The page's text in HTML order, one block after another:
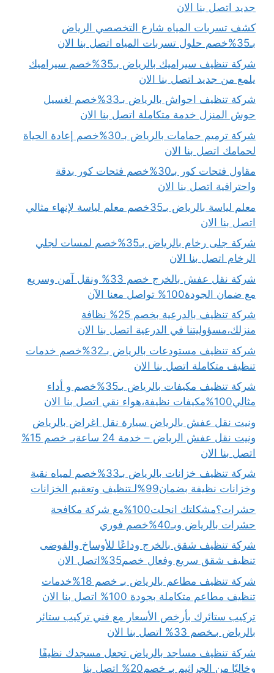
جديد اتصل بنا الان
كشف تسربات المياه شارع التخصصي الرياض
بـ35%خصم حلول تسربات المياه اتصل بنا الان
شركة تنظيف سيراميك بالرياض بـ35%خصم سيراميك
يلمع من جديد اتصل بنا الان
شركة تنظيف احواش بالرياض بـ33%خصم لغسيل
حوش المنزل خدمة متكاملة اتصل بنا الان
شركة ترميم حمامات بالرياض بـ30%خصم إعادة الحياة
لحمامك اتصل بنا الان
مقاول فتحات كور بـ30%خصم فتحات كور بدقة
واحترافية اتصل بنا الان
معلم لياسة بالرياض بـ35خصم معلم لياسة لإنهاء مثالي
اتصل بنا الان
شركة جلى رخام بالرياض بـ35%خصم لمسات لجلي
الرخام اتصل بنا الان
شركة نقل عفش بالخرج خصم 33% ونقل آمن وسريع
مع ضمان الجودة100% تواصل معنا الآن
شركة تنظيف بالدرعية بخصم 25% نظافة
منزلك،مسؤوليتنا في الدرعية اتصل بنا الان
شركة تنظيف مستودعات بالرياض بـ32%خصم خدمات
تنظيف متكاملة اتصل بنا الان
شركة تنظيف مكيفات بالرياض بـ35%خصم و أداء
مثالي100%مكيفات نظيفة،هواء نقي اتصل بنا الان
ونيت نقل عفش بالرياض سيارة نقل اغراض بالرياض
ونيت نقل عفش الرياض – خدمة 24 ساعةبـ خصم 15%
اتصل بنا الان
شركة تنظيف خزانات بالرياض بـ33%خصم لمياه نقية
وخزانات نظيفة بضمان99%لـتنظيف وتعقيم الخزانات
حشرات؟مشكلتك انحلت100%مع شركة مكافحة
حشرات بالرياض وبـ40%خصم فوري
شركة تنظيف شقق بالخرج وداعًا للأوساخ والفوضى
تنظيف شقق سريع وفعال خصم35%اتصل الان
شركة تنظيف مطاعم بالرياض بـ خصم 18%خدمات
تنظيف مطاعم متكاملة بجودة 100% اتصل بنا الان
تركيب ستائرك بأرخص الأسعار مع فني تركيب ستائر
بالرياض بـخصم 33% اتصل بنا الان
شركة تنظيف مساجد بالرياض تجعل مسجدك نظيفًا
وخاليًا من الجراثيم بـ خصم20% اتصل بنا